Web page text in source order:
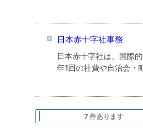
日本赤十字社事務
日本赤十字社は、国際
年1回の社費や自治会・
7 件あります